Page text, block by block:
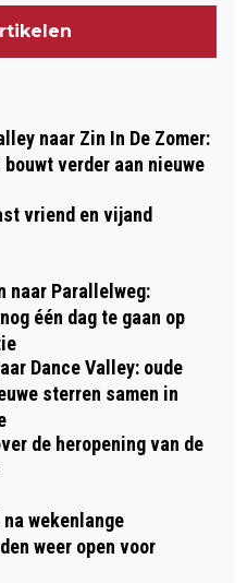
naar Zin In De Zomer:
verder aan nieuwe
vriend en vijand
naar Parallelweg:
één dag te gaan op
Dance Valley: oude
sterren samen in
de heropening van de
wekenlange
weer open voor